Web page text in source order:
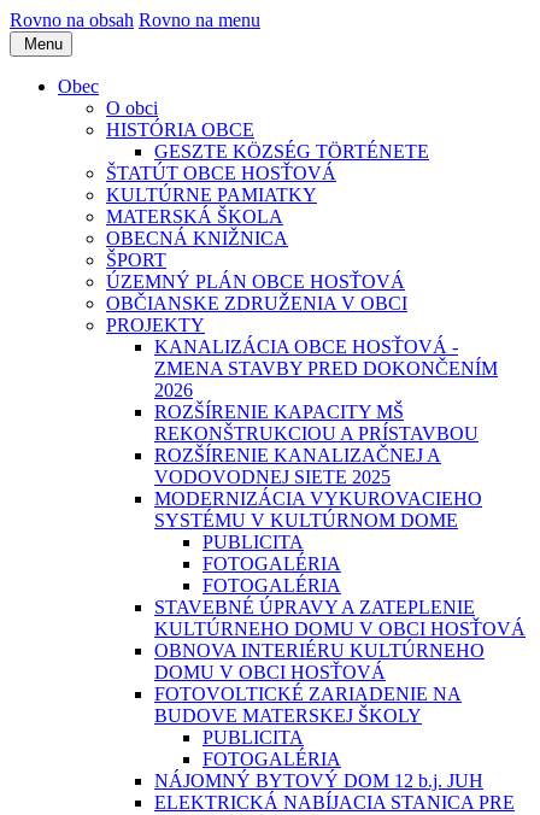
Rovno na obsah Rovno na menu
Menu
Obec
O obci
HISTÓRIA OBCE
GESZTE KÖZSÉG TÖRTÉNETE
ŠTATÚT OBCE HOSŤOVÁ
KULTÚRNE PAMIATKY
MATERSKÁ ŠKOLA
OBECNÁ KNIŽNICA
ŠPORT
ÚZEMNÝ PLÁN OBCE HOSŤOVÁ
OBČIANSKE ZDRUŽENIA V OBCI
PROJEKTY
KANALIZÁCIA OBCE HOSŤOVÁ -
ZMENA STAVBY PRED DOKONČENÍM
2026
ROZŠÍRENIE KAPACITY MŠ
REKONŠTRUKCIOU A PRÍSTAVBOU
ROZŠÍRENIE KANALIZAČNEJ A
VODOVODNEJ SIETE 2025
MODERNIZÁCIA VYKUROVACIEHO
SYSTÉMU V KULTÚRNOM DOME
PUBLICITA
FOTOGALÉRIA
FOTOGALÉRIA
STAVEBNÉ ÚPRAVY A ZATEPLENIE
KULTÚRNEHO DOMU V OBCI HOSŤOVÁ
OBNOVA INTERIÉRU KULTÚRNEHO
DOMU V OBCI HOSŤOVÁ
FOTOVOLTICKÉ ZARIADENIE NA
BUDOVE MATERSKEJ ŠKOLY
PUBLICITA
FOTOGALÉRIA
NÁJOMNÝ BYTOVÝ DOM 12 b.j. JUH
ELEKTRICKÁ NABÍJACIA STANICA PRE